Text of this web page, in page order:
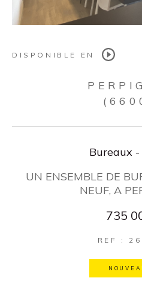
DISPONIBLE EN
Bureaux -
UN ENSEMBLE DE
NEUF, A
735
REF :